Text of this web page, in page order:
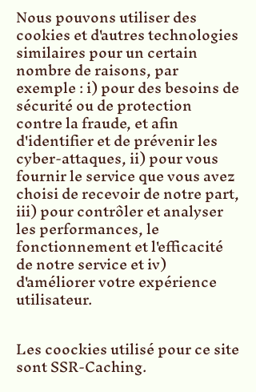
Nous pouvons utiliser des
cookies et d'autres technologies
similaires pour un certain
nombre de raisons, par
exemple : i) pour des besoins de
sécurité ou de protection
contre la fraude, et afin
d'identifier et de prévenir les
cyber-attaques, ii) pour vous
fournir le service que vous avez
choisi de recevoir de notre part,
iii) pour contrôler et analyser
les performances, le
fonctionnement et l'efficacité
de notre service et iv)
d'améliorer votre expérience
utilisateur.
Les coockies utilisé pour ce site
sont SSR-Caching.